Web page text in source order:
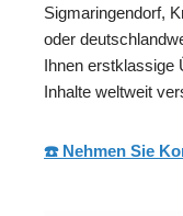
Sigmaringendorf,
oder
Ihnen erstklassige
Inhalte weltweit
☎️ Nehmen Sie